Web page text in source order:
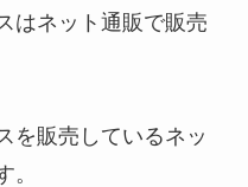
はネット通販で販売
を販売しているネッ
。